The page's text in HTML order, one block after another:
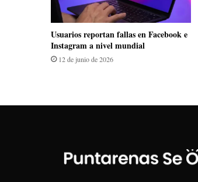
Usuarios reportan fallas en Facebook e
Instagram a nivel mundial
12 de junio de 2026